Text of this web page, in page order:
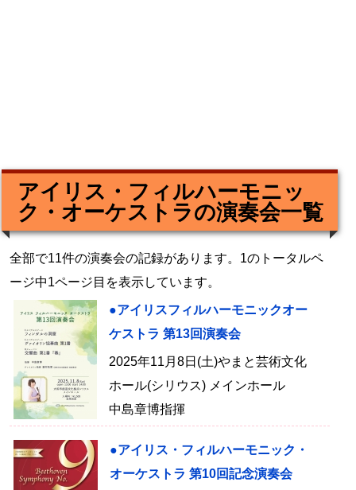
アイリス・フィルハーモニッ
ク・オーケストラの演奏会一覧
全部で11件の演奏会の記録があります。1のトータルペ
ージ中1ページ目を表示しています。
●アイリスフィルハーモニックオー
ケストラ 第13回演奏会
2025年11月8日(土)やまと芸術文化
ホール(シリウス) メインホール
中島章博指揮
●アイリス・フィルハーモニック・
オーケストラ 第10回記念演奏会